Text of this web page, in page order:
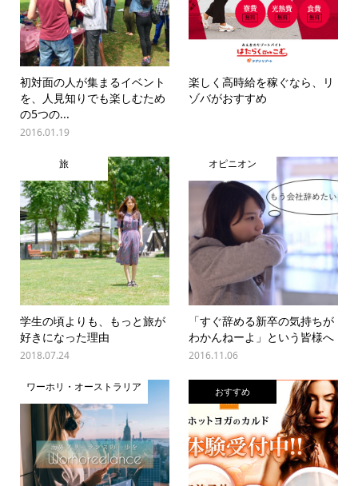
初対面の人が集まるイベント
を、人見知りでも楽しむため
の5つの...
2016.01.19
楽しく高時給を稼ぐなら、リ
ゾバがおすすめ
旅
学生の頃よりも、もっと旅が
好きになった理由
2018.07.24
オピニオン
「すぐ辞める新卒の気持ちが
わかんねーよ」という皆様へ
2016.11.06
ワーホリ・オーストラリア おすすめ